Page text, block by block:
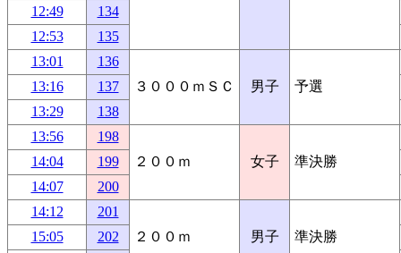
12:49
134
12:53
135
13:01
136
３０００ｍＳＣ
男子 予選
13:16
137
13:29
138
13:56
198
２００ｍ
女子 準決勝
14:04
199
14:07
200
14:12
201
２００ｍ
男子 準決勝
15:05
202